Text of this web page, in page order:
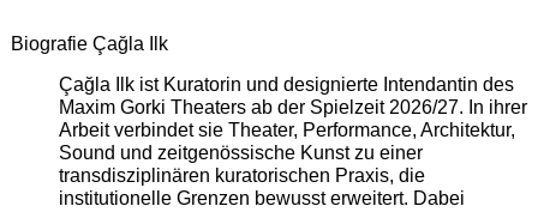
Biografie Çağla Ilk
Çağla Ilk ist Kuratorin und designierte Intendantin des
Maxim Gorki Theaters ab der Spielzeit 2026/27. In ihrer
Arbeit verbindet sie Theater, Performance, Architektur,
Sound und zeitgenössische Kunst zu einer
transdisziplinären kuratorischen Praxis, die
institutionelle Grenzen bewusst erweitert. Dabei